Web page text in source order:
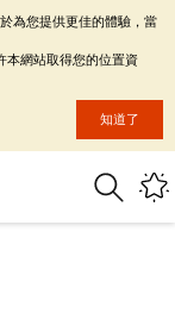
為您提供更佳的體驗，當
本網站取得您的位置資
知道了